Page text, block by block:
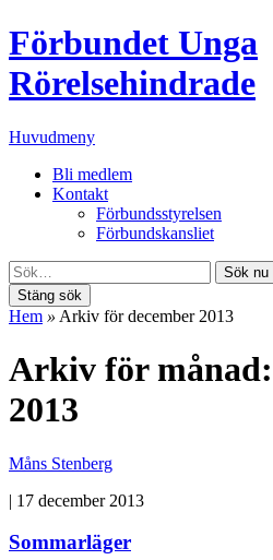
Förbundet Unga
Rörelsehindrade
Huvudmeny
Bli medlem
Kontakt
Förbundsstyrelsen
Förbundskansliet
Sök nu
Stäng sök
Hem » Arkiv för december 2013
Arkiv för månad:
2013
Måns Stenberg
| 17 december 2013
Sommarläger